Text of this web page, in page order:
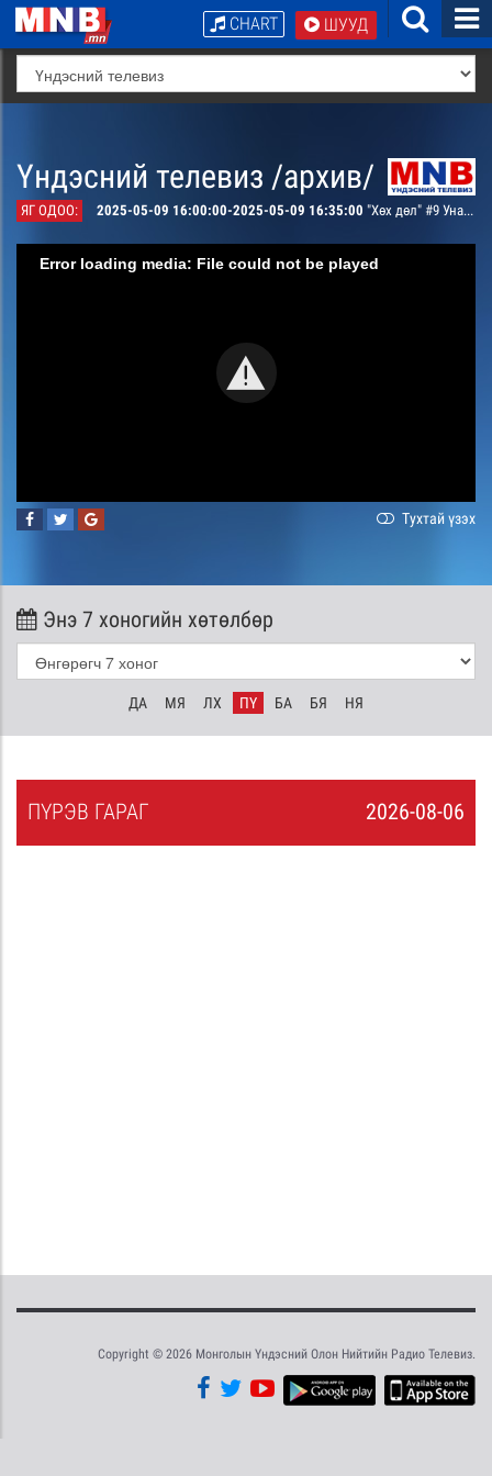
ШУУД
CHART
Үндэсний телевиз /архив/
ЯГ ОДОО: 2025-05-09 16:00:00-2025-05-09 16:35:00 "Хөх дөл" #9 Унага тамгалах ёсон
Error loading media: File could not be played
Тухтай үзэх
Энэ 7 хоногийн хөтөлбөр
ДА МЯ ЛХ ПҮ БА БЯ НЯ
2026-08-06
ПҮРЭВ ГАРАГ
Copyright © 2026 Монголын Үндэсний Олон Нийтийн Радио Телевиз.